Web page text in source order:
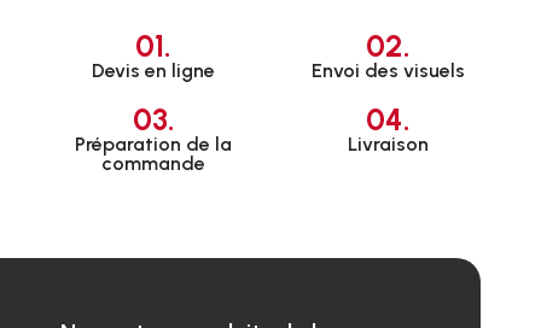
01.
Devis en ligne
02.
Envoi des visuels
03.
Préparation de la
commande
04.
Livraison